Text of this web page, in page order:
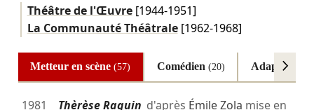
Théâtre de l'Œuvre[1944-1951]
La Communauté Théâtrale[1962-1968]
Metteur en scène(57) Comédien (20) Adaptateur
1981 Thèrèse Raquin d'après Émile Zola mise en